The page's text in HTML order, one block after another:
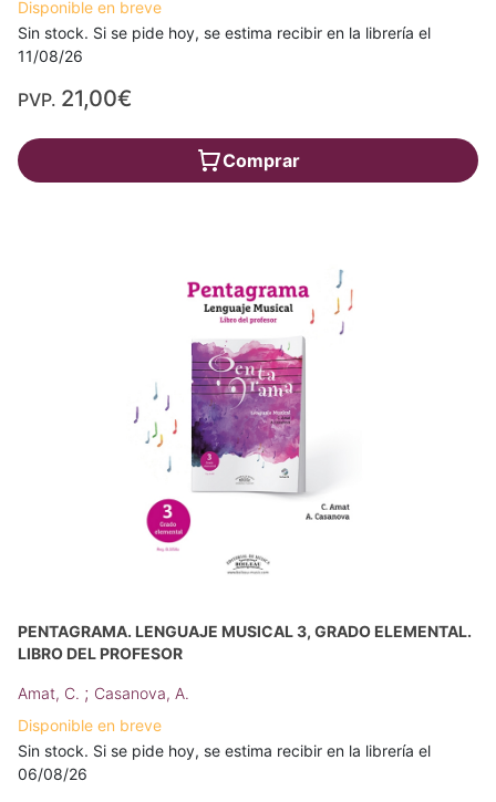
Disponible en breve
Sin stock. Si se pide hoy, se estima recibir en la librería el
11/08/26
PVP. 21,00€
Comprar
PENTAGRAMA. LENGUAJE MUSICAL 3, GRADO ELEMENTAL.
LIBRO DEL PROFESOR
Amat, C. ; Casanova, A.
Disponible en breve
Sin stock. Si se pide hoy, se estima recibir en la librería el
06/08/26